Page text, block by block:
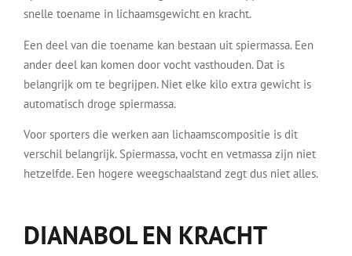
snelle toename in lichaamsgewicht en kracht.
Een deel van die toename kan bestaan uit spiermassa. Een
ander deel kan komen door vocht vasthouden. Dat is
belangrijk om te begrijpen. Niet elke kilo extra gewicht is
automatisch droge spiermassa.
Voor sporters die werken aan lichaamscompositie is dit
verschil belangrijk. Spiermassa, vocht en vetmassa zijn niet
hetzelfde. Een hogere weegschaalstand zegt dus niet alles.
DIANABOL EN KRACHT